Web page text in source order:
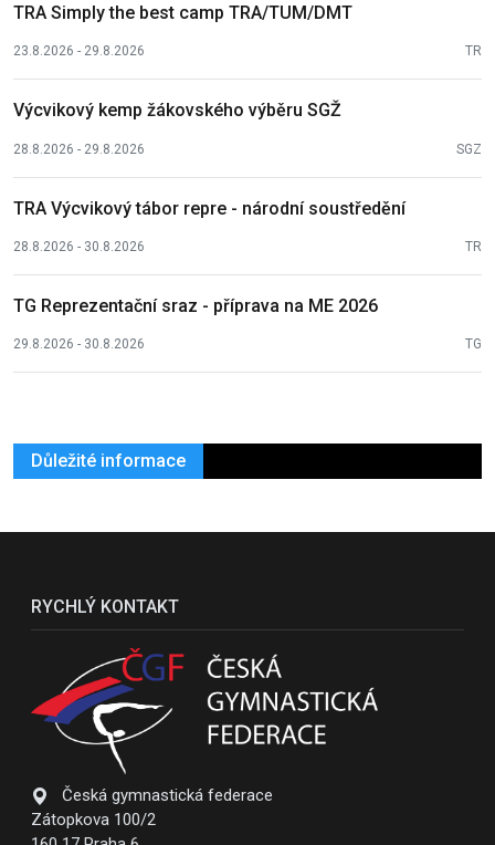
TRA Simply the best camp TRA/TUM/DMT
23.8.2026 - 29.8.2026 TR
Výcvikový kemp žákovského výběru SGŽ
28.8.2026 - 29.8.2026 SGZ
TRA Výcvikový tábor repre - národní soustředění
28.8.2026 - 30.8.2026 TR
TG Reprezentační sraz - příprava na ME 2026
29.8.2026 - 30.8.2026 TG
Důležité informace
RYCHLÝ KONTAKT
Česká gymnastická federace
Zátopkova 100/2